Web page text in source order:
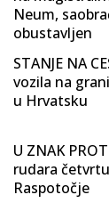
Neum,
obustavljen
STANJE NA
vozila na
u Hrvatsku
U ZNAK
rudara
Raspotočje